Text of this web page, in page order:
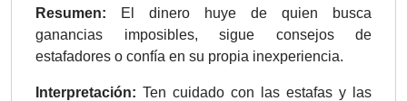
Resumen: El dinero huye de quien busca
ganancias imposibles, sigue consejos de
estafadores o confía en su propia inexperiencia.
Interpretación: Ten cuidado con las estafas y las